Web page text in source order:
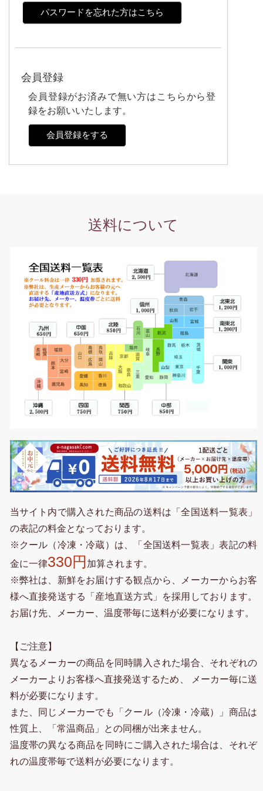
パスワードを忘れた方はこちら
会員登録
会員登録がお済みで無い方はこちらから登
録をお願いいたします。
会員登録をする
送料について
当サイト内で購入された商品の送料は「全国送料一覧表」
の表記の料金となっております。
※クール（冷凍・冷蔵）は、「全国送料一覧表」表記の料
金に一律330円 加算されます。
※弊社は、新鮮をお届けする観点から、メーカーからお客
様へ直接発送する「産地直送方式」を採用しております。
お届け先、メーカー、温度帯毎に送料が必要になります。
【ご注意】
異なるメーカーの商品を同時購入された場合、それぞれの
メーカーよりお客様へ直接発送するため、 メーカー毎に送
料が必要になります。
また、同じメーカーでも「クール（冷凍・冷蔵）」商品は
性質上、「常温商品」との同梱が出来ません。
温度帯の異なる商品を同時にご購入された場合は、それぞ
れの温度帯毎で送料が必要になります。